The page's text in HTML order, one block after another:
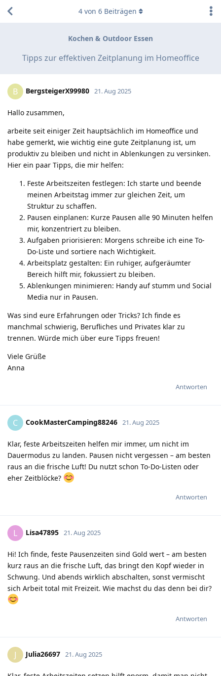
Kochen & Outdoor Essen
Tipps zur effektiven Zeitplanung im Homeoffice
4von 6Beiträgen
B BergsteigerX99980 21. Aug 2025
Hallo zusammen,
arbeite seit einiger Zeit hauptsächlich im Homeoffice und
habe gemerkt, wie wichtig eine gute Zeitplanung ist, um
produktiv zu bleiben und nicht in Ablenkungen zu versinken.
Hier ein paar Tipps, die mir helfen:
Feste Arbeitszeiten festlegen: Ich starte und beende
meinen Arbeitstag immer zur gleichen Zeit, um
Struktur zu schaffen.
Pausen einplanen: Kurze Pausen alle 90 Minuten helfen
mir, konzentriert zu bleiben.
Aufgaben priorisieren: Morgens schreibe ich eine To-
Do-Liste und sortiere nach Wichtigkeit.
Arbeitsplatz gestalten: Ein ruhiger, aufgeräumter
Bereich hilft mir, fokussiert zu bleiben.
Ablenkungen minimieren: Handy auf stumm und Social
Media nur in Pausen.
Was sind eure Erfahrungen oder Tricks? Ich finde es
manchmal schwierig, Berufliches und Privates klar zu
trennen. Würde mich über eure Tipps freuen!
Viele Grüße
Anna
Antworten
C CookMasterCamping88246 21. Aug 2025
Klar, feste Arbeitszeiten helfen mir immer, um nicht im
Dauermodus zu landen. Pausen nicht vergessen – am besten
raus an die frische Luft! Du nutzt schon To-Do-Listen oder
eher Zeitblöcke?
Antworten
L Lisa47895 21. Aug 2025
Hi! Ich finde, feste Pausenzeiten sind Gold wert – am besten
kurz raus an die frische Luft, das bringt den Kopf wieder in
Schwung. Und abends wirklich abschalten, sonst vermischt
sich Arbeit total mit Freizeit. Wie machst du das denn bei dir?
Antworten
J Julia26697 21. Aug 2025